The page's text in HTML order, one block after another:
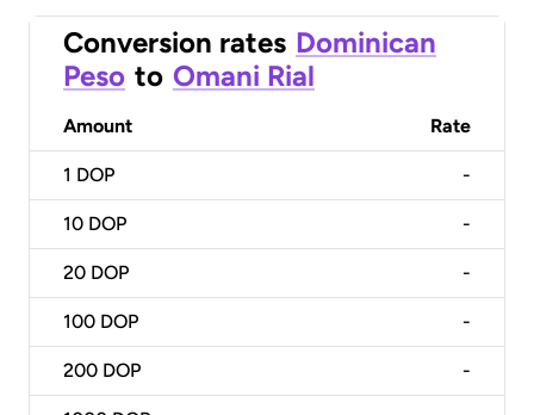
Conversion rates Dominican
Peso to Omani Rial
Amount Rate
1 DOP -
10 DOP -
20 DOP -
100 DOP -
200 DOP -